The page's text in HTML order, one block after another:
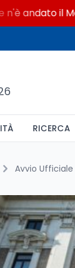
andato il
RICERCA